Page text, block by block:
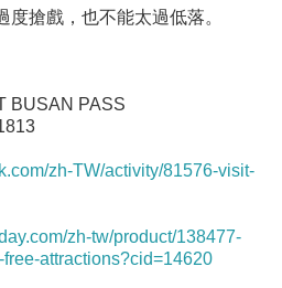
搶戲，也不能太過低落。
BUSAN PASS
zh-TW/activity/81576-visit-
zh-tw/product/138477-
attractions?cid=14620